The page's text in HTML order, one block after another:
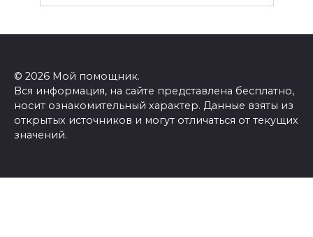
© 2026 Мой помощник.
Вся информация, на сайте представлена бесплатно,
носит ознакомительный характер. Данные взяты из
открытых источников и могут отличаться от текущих
значений.